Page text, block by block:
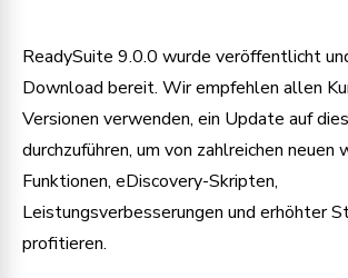
ReadySuite 9.0.0 wurde veröffentlicht
Download bereit. Wir empfehlen allen
Versionen verwenden, ein Update auf
durchzuführen, um von zahlreichen neuen
Funktionen, eDiscovery-Skripten,
Leistungsverbesserungen und erhöhter
profitieren.